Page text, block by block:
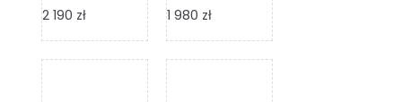
Design
2 190 zł
Design
1 980 zł